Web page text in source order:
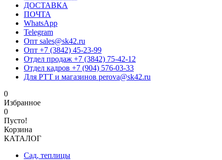
ДОСТАВКА
ПОЧТА
WhatsApp
Telegram
Опт sales@sk42.ru
Опт +7 (3842) 45-23-99
Отдел продаж +7 (3842) 75-42-12
Отдел кадров +7 (904) 576-03-33
Для РТТ и магазинов perova@sk42.ru
0
Избранное
0
Пусто!
Корзина
КАТАЛОГ
Сад, теплицы